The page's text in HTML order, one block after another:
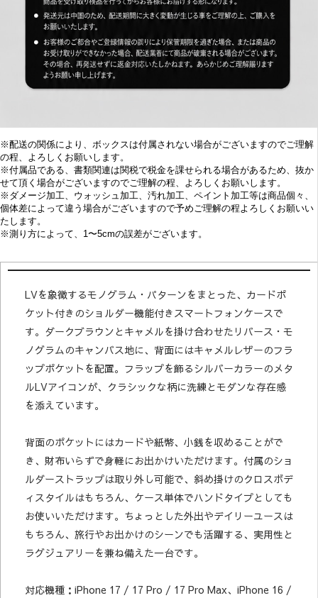
※配送の関係により、ボックスは付属されない場合がございますのでご理解
の程、よろしくお願いします。
※付属品である、書類関連は関税で税金を課せられる場合があるため、抜か
せて頂く場合がございますのでご理解の程、よろしくお願いします。
※ ダメージ加工、 ウォッシュ加工、汚れ加工、ペイント加工等は商品個々、
個体差によって違う場合がございますので予めご理解の程よろしくお願いい
たします。
※測り方によって、1〜5cmの誤差がございます。
LVを象徴するモノグラム・パターンをまとった、カードポ
ケット付きのショルダー機能付きスマートフォンケースで
す。ダークブラウンとキャメルを掛け合わせたリバース・モ
ノグラムのキャンバス地に、背面にはキャメルレザーのフラ
ップポケットを配置。フラップを飾るシルバーカラーのメタ
ルLVアイコンが、クラシックな柄に洗練とモダンな存在感
を添えています。
背面のポケットにはカードや紙幣、小銭を収めることがで
き、財布いらずで身軽にお出かけいただけます。付属のショ
ルダーストラップは取り外し可能で、斜め掛けのクロスボデ
ィスタイルはもちろん、ケース単体でハンドタイプとしても
お使いいただけます。ちょっとした外出やデイリーユースは
もちろん、旅行やお出かけのシーンでも活躍する、実用性と
ラグジュアリーを兼ね備えた一台です。
対応機種：iPhone 17 / 17 Pro / 17 Pro Max、iPhone 16 /